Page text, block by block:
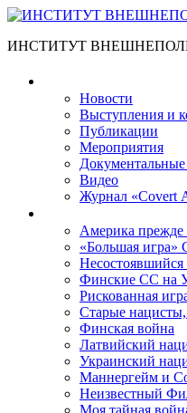
ИНСТИТУТ
Новости
Выступления и
Публикации
Мероприятия
Видео
Журнал «Covert
Америка прежде
«Большая игра»
Несостоявшийся
Финские СС на
Рискованная
Старые
Финская война
Латвийский
Украинский
Маннергейм и
Неизвестный
Моя тайная